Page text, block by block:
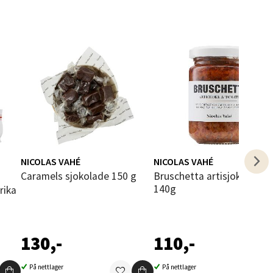
NICOLAS VAHÉ
Caramels sjokolade 150 g
130,-
På nettlager
NICOLAS VAHÉ
Bruschetta artisjokk & tomat
140g
110,-
På nettlager